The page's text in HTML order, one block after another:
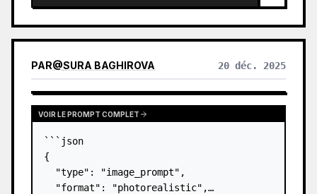
PAR@SURA BAGHIROVA 20 déc. 2025
VOIR LE PROMPT COMPLET
```json
{
  "type": "image_prompt",
  "format": "photorealistic",